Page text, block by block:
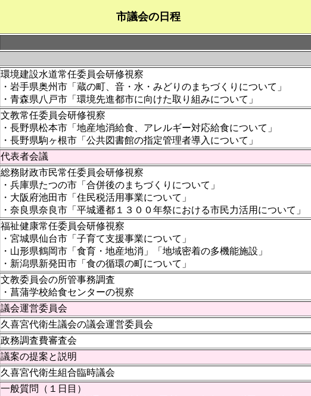
市議会の日程
環境建設水道常任委員会研修視察
・岩手県奥州市「蔵の町、音・水・みどりのまちづくりについて」
・青森県八戸市「環境先進都市に向けた取り組みについて」
文教常任委員会研修視察
・長野県松本市「地産地消給食、アレルギー対応給食について」
・長野県駒ヶ根市「公共図書館の指定管理者導入について」
代表者会議
総務財政市民常任委員会研修視察
・兵庫県たつの市「合併後のまちづくりについて」
・大阪府池田市「住民税活用事業について」
・奈良県奈良市「平城遷都１３００年祭における市民力活用について」
福祉健康常任委員会研修視察
・宮城県仙台市「子育て支援事業について」
・山形県鶴岡市「食育・地産地消」「地域密着の多機能施設」
・新潟県新発田市「食の循環の町について」
文教委員会の所管事務調査
・菖蒲学校給食センターの視察
議会運営委員会
久喜宮代衛生議会の議会運営委員会
政務調査費審査会
議案の提案と説明
久喜宮代衛生組合臨時議会
一般質問（１日目）